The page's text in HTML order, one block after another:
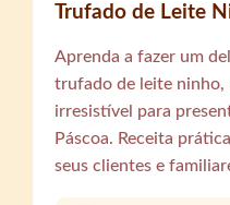
Trufado de Leite
Aprenda a fazer um
trufado de leite ninho,
irresistível para
Páscoa. Receita
seus clientes e